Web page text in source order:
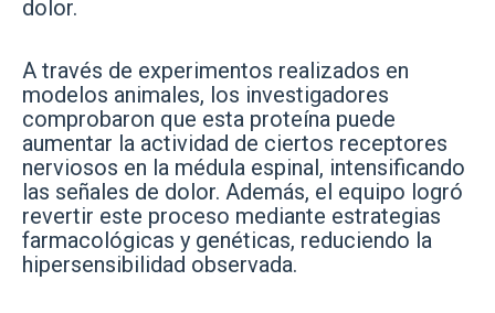
dolor.
A través de experimentos realizados en
modelos animales, los investigadores
comprobaron que esta proteína puede
aumentar la actividad de ciertos receptores
nerviosos en la médula espinal, intensificando
las señales de dolor. Además, el equipo logró
revertir este proceso mediante estrategias
farmacológicas y genéticas, reduciendo la
hipersensibilidad observada.